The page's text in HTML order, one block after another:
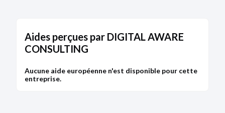
Aides perçues par DIGITAL AWARE
CONSULTING
Aucune aide européenne n'est disponible pour cette
entreprise.